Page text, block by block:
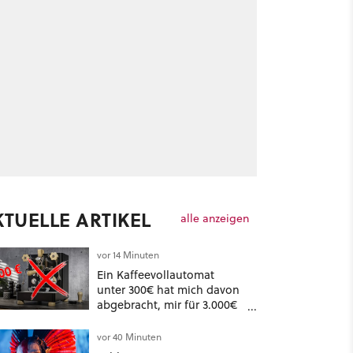
ARTIKEL alle anzeigen
vor 14 Minuten
Ein Kaffeevollautomat
unter 300€ hat mich davon
abgebracht, mir für 3.000€
vor 40 Minuten